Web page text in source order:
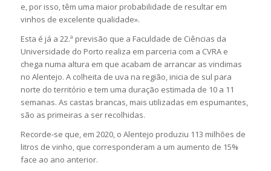
e, por isso, têm uma maior probabilidade de resultar em
vinhos de excelente qualidade».
Esta é já a 22.ª previsão que a Faculdade de Ciências da
Universidade do Porto realiza em parceria com a CVRA e
chega numa altura em que acabam de arrancar as vindimas
no Alentejo. A colheita de uva na região, inicia de sul para
norte do território e tem uma duração estimada de 10 a 11
semanas. As castas brancas, mais utilizadas em espumantes,
são as primeiras a ser recolhidas.
Recorde-se que, em 2020, o Alentejo produziu 113 milhões de
litros de vinho, que corresponderam a um aumento de 15%
face ao ano anterior.